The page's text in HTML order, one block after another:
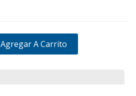
Agregar A Carrito